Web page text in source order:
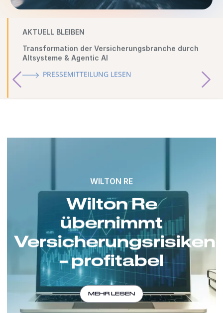
AKTUELL BLEIBEN
Transformation der Versicherungsbranche durch
Altsysteme & Agentic AI
PRESSEMITTEILUNG LESEN
WILTON RE
Wilton Re
übernimmt
Versicherungsrisiken
– profitabel
MEHR LESEN